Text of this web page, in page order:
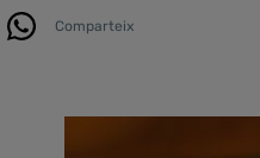
Comparteix